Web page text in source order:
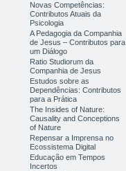
Novas Competências:
Contributos Atuais da
Psicologia
A Pedagogia da Companhia
de Jesus – Contributos para
um Diálogo
Ratio Studiorum da
Companhia de Jesus
Estudos sobre as
Dependências: Contributos
para a Prática
The Insides of Nature:
Causality and Conceptions
of Nature
Repensar a Imprensa no
Ecossistema Digital
Educação em Tempos
Incertos